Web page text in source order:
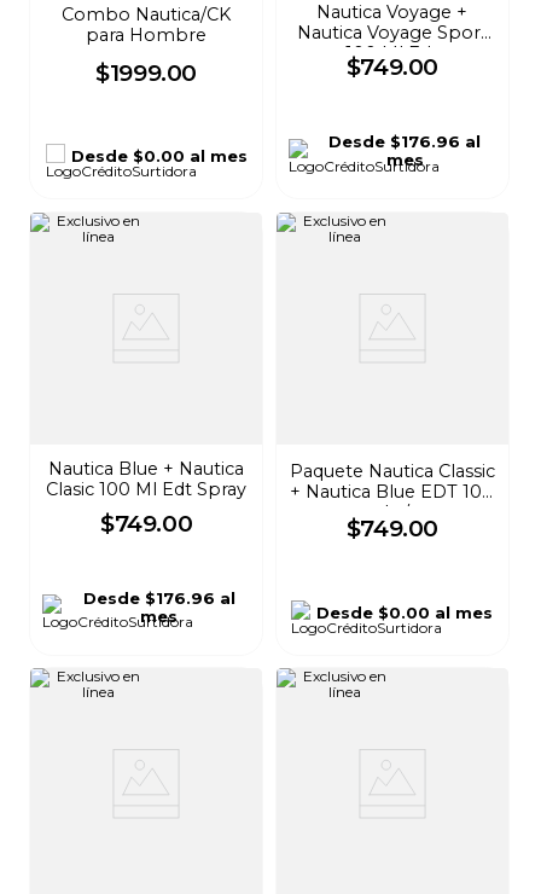
Combo Nautica/CK
para Hombre
$1999.00
Desde$0.00 al mes
Nautica Voyage +
Nautica Voyage Sport
100 Ml Edt
$749.00
Desde $176.96 al
mes
Nautica Blue + Nautica
Clasic 100 Ml Edt Spray
$749.00
Desde$176.96 al
mes
Paquete Nautica Classic
+ Nautica Blue EDT 100
ml c/u
$749.00
Desde $0.00 al mes